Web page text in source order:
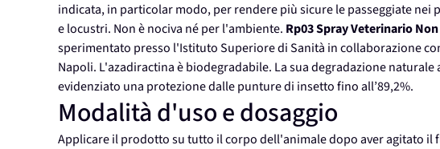
indicata, in particolar modo, per rendere più sicure le passeggiate nei
e locustri. Non è nociva né per l'ambiente. Rp03 Spray Veterinario
sperimentato presso l'Istituto Superiore di Sanità in collaborazione
Napoli. L'azadiractina è biodegradabile. La sua degradazione naturale
evidenziato una protezione dalle punture di insetto fino all’89,2%.
Modalità d'uso e dosaggio
Applicare il prodotto su tutto il corpo dell'animale dopo aver agitato il